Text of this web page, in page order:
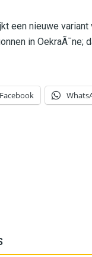
een nieuwe
in
Facebook